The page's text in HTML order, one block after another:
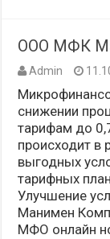
ООО МФК
Admin
снижении
тарифам до
происходит в
выгодных
тарифных
Улучшение
Манимен
МФО онлайн